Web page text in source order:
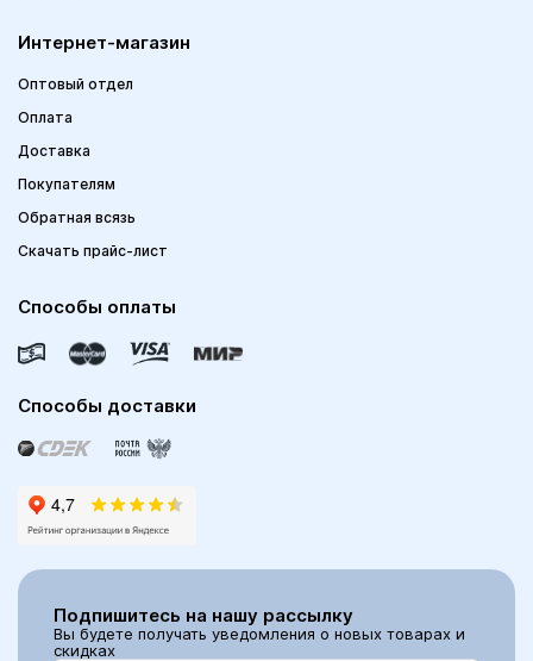
Интернет-магазин
Оптовый отдел
Оплата
Доставка
Покупателям
Обратная всязь
Скачать прайс-лист
Способы оплаты
Способы доставки
Подпишитесь на нашу рассылку
Вы будете получать уведомления о новых товарах и
скидках